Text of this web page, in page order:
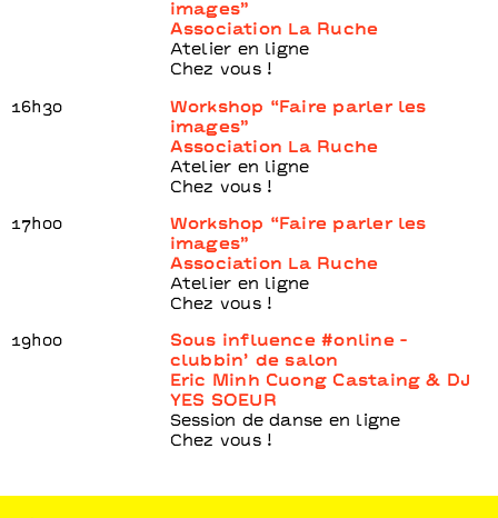
images”
Association La Ruche
Atelier en ligne
Chez vous !
16h30
Workshop “Faire parler les
images”
Association La Ruche
Atelier en ligne
Chez vous !
17h00
Workshop “Faire parler les
images”
Association La Ruche
Atelier en ligne
Chez vous !
19h00
Sous influence #online -
clubbin’ de salon
Eric Minh Cuong Castaing & DJ
YES SOEUR
Session de danse en ligne
Chez vous !